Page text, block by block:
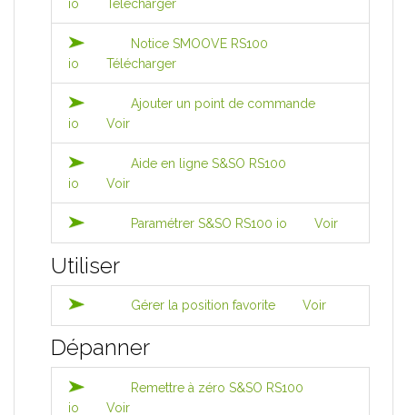
io
Télécharger
Notice SMOOVE RS100
io
Télécharger
Ajouter un point de commande
io
Voir
Aide en ligne S&SO RS100
io
Voir
Paramétrer S&SO RS100 io Voir
Utiliser
Gérer la position favorite Voir
Dépanner
Remettre à zéro S&SO RS100
io
Voir